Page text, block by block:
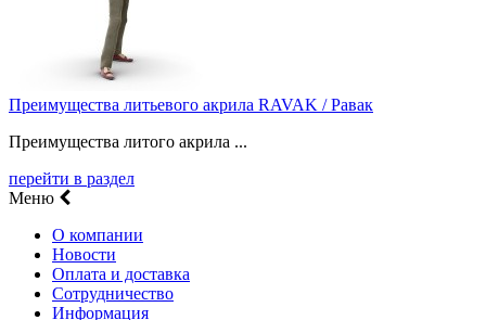
Преимущества литьевого акрила RAVAK / Равак
Преимущества литого акрила ...
перейти в раздел
Меню
О компании
Новости
Оплата и доставка
Сотрудничество
Информация